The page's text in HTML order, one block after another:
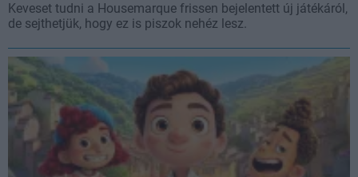
Keveset tudni a Housemarque frissen bejelentett új játékáról,
de sejthetjük, hogy ez is piszok nehéz lesz.